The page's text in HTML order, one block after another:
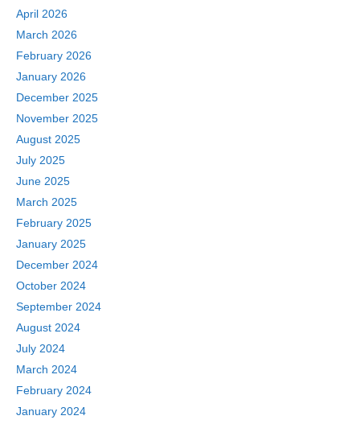
April 2026
March 2026
February 2026
January 2026
December 2025
November 2025
August 2025
July 2025
June 2025
March 2025
February 2025
January 2025
December 2024
October 2024
September 2024
August 2024
July 2024
March 2024
February 2024
January 2024